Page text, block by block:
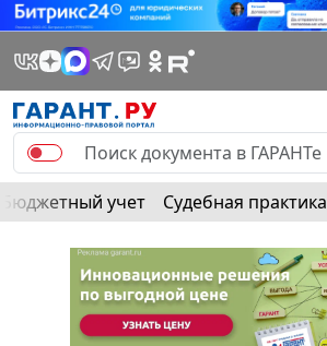
Бюджетный учет Судебная практика